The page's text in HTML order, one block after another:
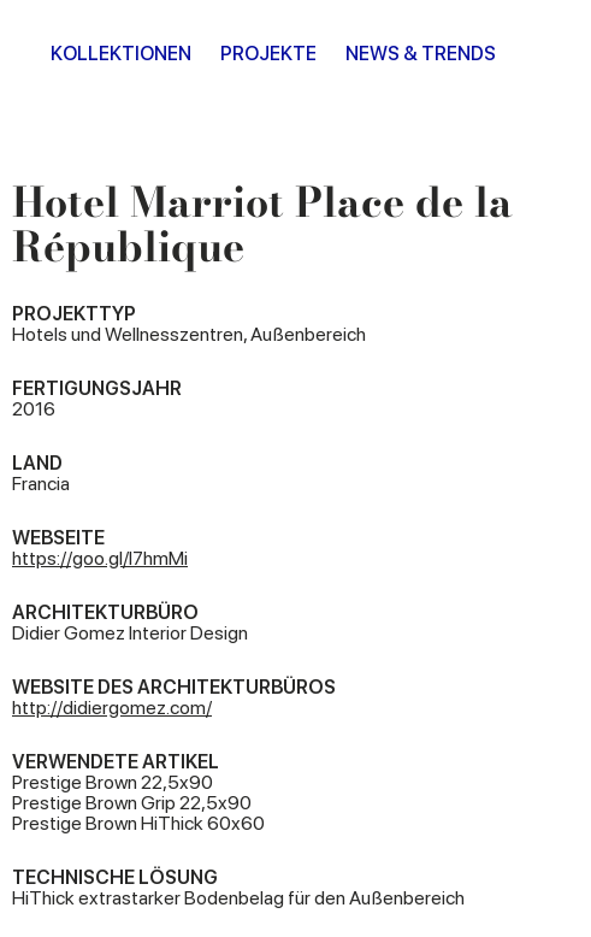
KOLLEKTIONEN PROJEKTE NEWS & TRENDS
Hotel Marriot Place de la
République
PROJEKTTYP
Hotels und Wellnesszentren, Außenbereich
FERTIGUNGSJAHR
2016
LAND
Francia
WEBSEITE
https://goo.gl/l7hmMi
ARCHITEKTURBÜRO
Didier Gomez Interior Design
WEBSITE DES ARCHITEKTURBÜROS
http://didiergomez.com/
VERWENDETE ARTIKEL
Prestige Brown 22,5x90
Prestige Brown Grip 22,5x90
Prestige Brown HiThick 60x60
TECHNISCHE LÖSUNG
HiThick extrastarker Bodenbelag für den Außenbereich